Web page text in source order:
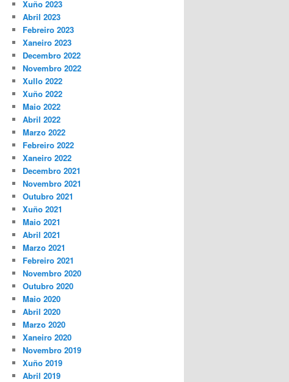
Xuño 2023
Abril 2023
Febreiro 2023
Xaneiro 2023
Decembro 2022
Novembro 2022
Xullo 2022
Xuño 2022
Maio 2022
Abril 2022
Marzo 2022
Febreiro 2022
Xaneiro 2022
Decembro 2021
Novembro 2021
Outubro 2021
Xuño 2021
Maio 2021
Abril 2021
Marzo 2021
Febreiro 2021
Novembro 2020
Outubro 2020
Maio 2020
Abril 2020
Marzo 2020
Xaneiro 2020
Novembro 2019
Xuño 2019
Abril 2019